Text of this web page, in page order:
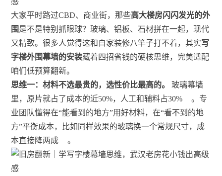
大家平时路过CBD、商业街，那些高大楼房闪闪发光的外
围是不是特别抓眼球？玻璃、铝板、石材拼在一起，现代
又精致。很多人觉得这和自家装修八竿子打不着，其实写
字楼外围幕墙的安装藏着四招省钱的硬核思维，完美适配
咱们低预算翻新。
思维一：材料不选最贵的，选性价比最高的。
玻璃幕墙
里，原片就占了成本的近50%，人工和辅料占30%
。专
业团队懂得在“能看到的地方”用好材料，在“看不到的地
方”平衡成本，比如同样效果的玻璃换一个常规尺寸，成
本直接降两成
。